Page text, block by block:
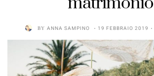
BY ANNA SAMPINO 19 FEBBRAIO 2019